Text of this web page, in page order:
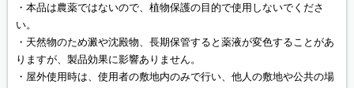
・本品は農薬ではないので、植物保護の目的で使用しないでくださ
い。
・天然物のため澱や沈殿物、長期保管すると薬液が変色することがあ
りますが、製品効果に影響ありません。
・屋外使用時は、使用者の敷地内のみで行い、他人の敷地や公共の場